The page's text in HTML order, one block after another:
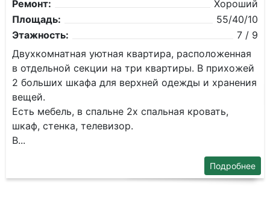
Ремонт:
Хороший
Площадь:
55/40/10
Этажность:
7 / 9
Двухкомнатная уютная квартира, расположенная
в отдельной секции на три квартиры. В прихожей
2 больших шкафа для верхней одежды и хранения
вещей.
Есть мебель, в спальне 2х спальная кровать,
шкаф, стенка, телевизор.
В...
Подробнее